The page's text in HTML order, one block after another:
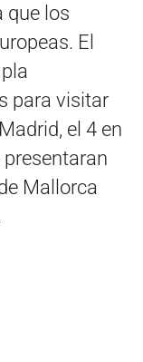
que los
El
para visitar
el 4 en
presentaran
Mallorca